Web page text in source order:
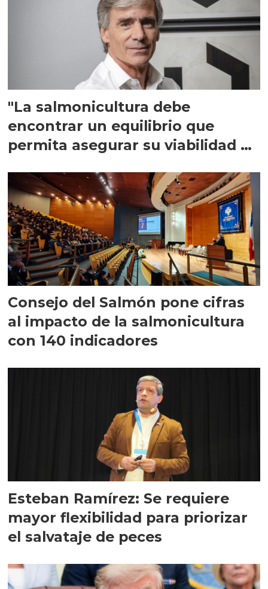
"La salmonicultura debe
encontrar un equilibrio que
permita asegurar su viabilidad de
Consejo del Salmón pone cifras
al impacto de la salmonicultura
con 140 indicadores
Esteban Ramírez: Se requiere
mayor flexibilidad para priorizar
el salvataje de peces